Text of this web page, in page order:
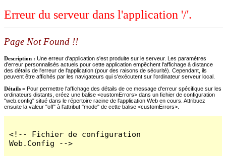
Erreur du serveur dans l'application '/'.
Page Not Found !!
Description : Une erreur d'application s'est produite sur le serveur. Les paramètres
d'erreur personnalisés actuels pour cette application empêchent l'affichage à distance
des détails de l'erreur de l'application (pour des raisons de sécurité). Cependant, ils
peuvent être affichés par les navigateurs qui s'exécutent sur l'ordinateur serveur local.
Détails = Pour permettre l'affichage des détails de ce message d'erreur spécifique sur les
ordinateurs distants, créez une balise <customErrors> dans un fichier de configuration
"web.config" situé dans le répertoire racine de l'application Web en cours. Attribuez
ensuite la valeur "off" à l'attribut "mode" de cette balise <customErrors>.
<!-- Fichier de configuration
Web.Config -->